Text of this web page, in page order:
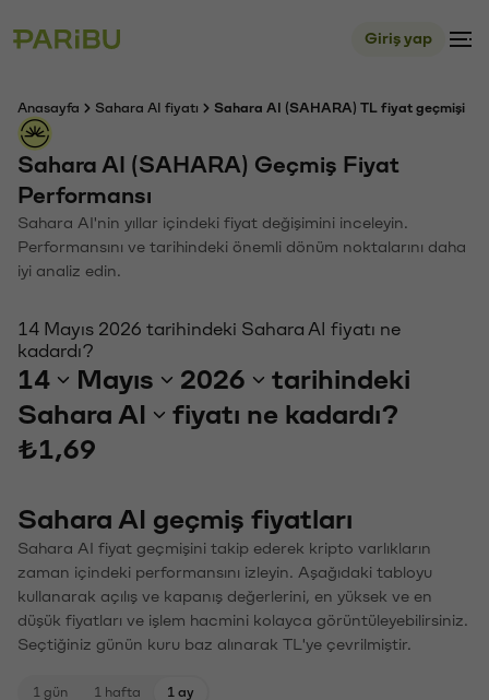
Giriş yap
Anasayfa Sahara AI fiyatı Sahara AI (SAHARA) TL fiyat geçmişi
Sahara AI (SAHARA) Geçmiş Fiyat
Performansı
Sahara AI'nin yıllar içindeki fiyat değişimini inceleyin.
Performansını ve tarihindeki önemli dönüm noktalarını daha
iyi analiz edin.
14 Mayıs 2026 tarihindeki Sahara AI fiyatı ne
kadardı?
14 Mayıs 2026
tarihindeki
Sahara AI
fiyatı ne kadardı?
₺1,69
Sahara AI geçmiş fiyatları
Sahara AI fiyat geçmişini takip ederek kripto varlıkların
zaman içindeki performansını izleyin. Aşağıdaki tabloyu
kullanarak açılış ve kapanış değerlerini, en yüksek ve en
düşük fiyatları ve işlem hacmini kolayca görüntüleyebilirsiniz.
Seçtiğiniz günün kuru baz alınarak TL'ye çevrilmiştir.
1 gün 1 hafta 1 ay